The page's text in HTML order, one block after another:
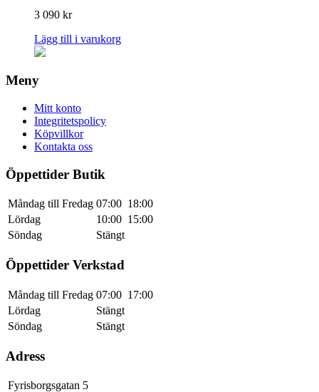
3 090 kr
Lägg till i varukorg
Meny
Mitt konto
Integritetspolicy
Köpvillkor
Kontakta oss
Öppettider Butik
Måndag till Fredag 07:00 18:00
Lördag
10:00 15:00
Söndag
Stängt
Öppettider Verkstad
Måndag till Fredag 07:00 17:00
Lördag
Stängt
Söndag
Stängt
Adress
Fyrisborgsgatan 5